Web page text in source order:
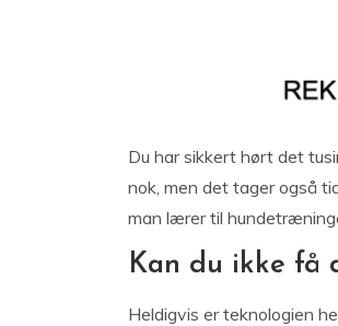
Du har sikkert hørt det
nok, men det tager også
man lærer til
Kan du ikke få
Heldigvis er teknologien